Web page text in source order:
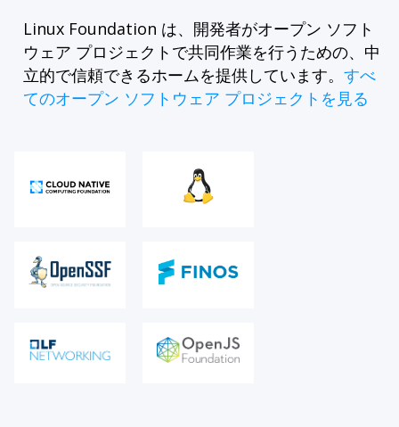
Linux Foundation は、開発者がオープン ソフト
ウェア プロジェクトで共同作業を行うための、中
立的で信頼できるホームを提供しています。 すべ
てのオープン ソフトウェア プロジェクトを見る